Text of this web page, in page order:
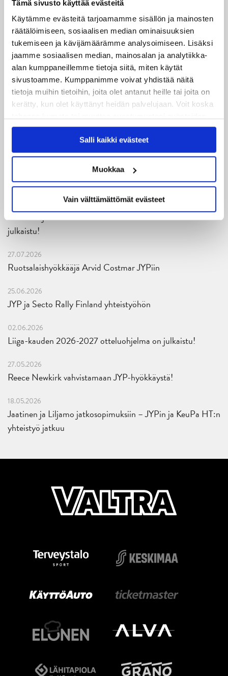
Tämä sivusto käyttää evästeitä
Käytämme evästeitä tarjoamamme sisällön ja mainosten
räätälöimiseen, sosiaalisen median ominaisuuksien
tukemiseen ja kävijämäärämme analysoimiseen. Lisäksi
jaamme sosiaalisen median, mainosalan ja analytiikka-
alan kumppaneillemme tietoja siitä, miten käytät
sivustoamme. Kumppanimme voivat yhdistää näitä
tietoja muihin tietoihin, joita olet antanut heille tai joita on
kerätty, kun olet käyttänyt heidän palvelujaan. Voit koska
käytöstäEvästeet-sivultamme.
Salli kaikki evästeet
Muokkaa
Vain välttämättömät evästeet
08.08.2026
Turnausraportti: JYP juhlii seurahistorian ensimmäistä
Tampere Cupin voittoa!
06.08.2026
JYPin kausi käyntiin Tampere Cupista!
05.08.2026
JYPin kapteenisto Liiga-kauteen 2026–2027 on nimetty
04.08.2026
Joukkueen yhteisharjoitukset ovat alkaneet – ensimmäinen
mittari luvassa jo heti viikonloppuna Tampere Cupissa!
JYPin harjoitusottelut tulevalle 2026-2027 kaudelle on
julkaistu!
27.07.2026
Ruotsalaishyökkääjä Arvid Costmar JYPiin
25.06.2026
JYP ja Secto Rally Finland yhteistyöhön
02.06.2026
Liiga-kauden 2026-2027 otteluohjelma on julkaistu!
27.05.2026
Reece Newkirk vahvistamaan JYP-hyökkäystä!
18.05.2026
Jaatinen ja Liljamo jatkosopimuksiin – JYPin ja KeuPa HT:n
yhteistyö jatkuu